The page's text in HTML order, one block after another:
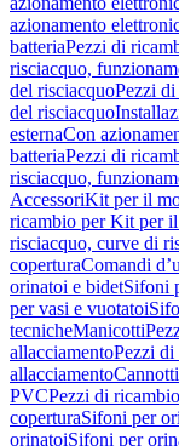
azionamento
batteriaPezzi di
risciacquo,
del risciacquoPezzi
del risciacquo
esternaCon
batteriaPezzi di
risciacquo,
AccessoriKit per il
ricambio per Kit per
risciacquo, curve di
coperturaComandi
orinatoi e bidetSifoni
per vasi e vuotatoi
tecnicheManicotti
allacciamentoPezzi di
allacciamentoCannotti
PVCPezzi di
coperturaSifoni per
orinatoiSifoni per